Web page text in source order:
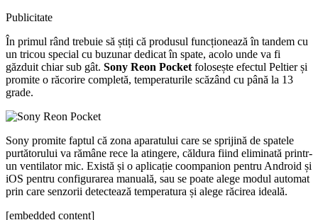
Publicitate
În primul rând trebuie să știți că produsul funcționează în tandem cu
un tricou special cu buzunar dedicat în spate, acolo unde va fi
găzduit chiar sub gât. Sony Reon Pocket folosește efectul Peltier și
promite o răcorire completă, temperaturile scăzând cu până la 13
grade.
Sony promite faptul că zona aparatului care se sprijină de spatele
purtătorului va rămâne rece la atingere, căldura fiind eliminată printr-
un ventilator mic. Există și o aplicație coompanion pentru Android și
iOS pentru configurarea manuală, sau se poate alege modul automat
prin care senzorii detectează temperatura și alege răcirea ideală.
[embedded content]